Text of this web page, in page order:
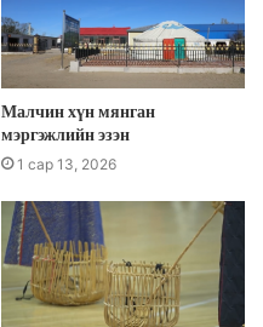
Малчин хүн мянган
мэргэжлийн эзэн
1 сар 13, 2026